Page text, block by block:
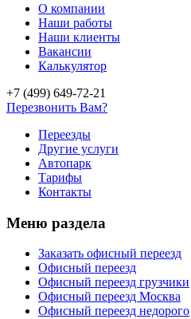
О компании
Наши работы
Наши клиенты
Вакансии
Калькулятор
+7 (499) 649-72-21
Перезвонить Вам?
Переезды
Другие услуги
Автопарк
Тарифы
Контакты
Меню раздела
Заказать офисный переезд
Офисный переезд
Офисный переезд грузчики
Офисный переезд Москва
Офисный переезд недорого